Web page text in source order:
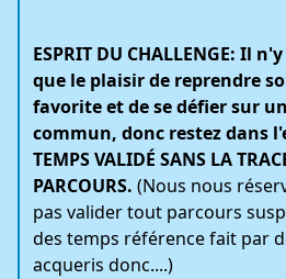
ESPRIT DU CHALLENGE: Il n'y
que le plaisir de reprendre
favorite et de se défier sur
commun, donc restez dans
TEMPS VALIDÉ SANS LA
PARCOURS. (Nous nous
pas valider tout parcours
des temps référence fait par
acqueris donc....)